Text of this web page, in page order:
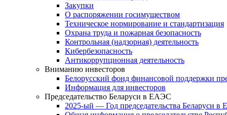
Закупки
О распоряжении госимуществом
Техническое нормирование и стандартизация
Охрана труда и пожарная безопасность
Контрольная (надзорная) деятельность
Кибербезопасность
Антикоррупционная деятельность
Вниманию инвесторов
Белорусский фонд финансовой поддержки
Информация для инвесторов
Председательство Беларуси в ЕАЭС
2025-ый — Год председательства Беларуси